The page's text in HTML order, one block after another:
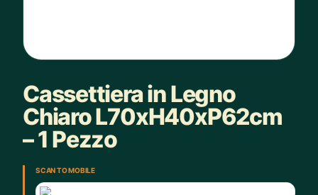
Cassettiera in Legno
Chiaro L70xH40xP62cm
– 1 Pezzo
SCAN TO MOBILE